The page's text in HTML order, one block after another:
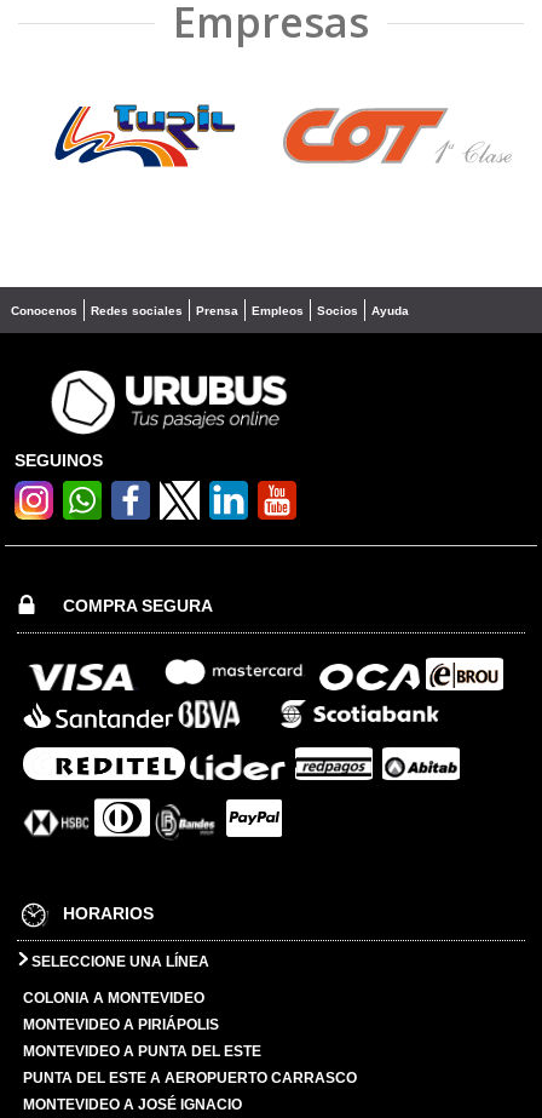
Empresas
❮ ❯
Conocenos Redes sociales Prensa Empleos Socios Ayuda
SEGUINOS
COMPRA SEGURA
HORARIOS
SELECCIONE UNA LÍNEA
COLONIA A MONTEVIDEO
MONTEVIDEO A PIRIÁPOLIS
MONTEVIDEO A PUNTA DEL ESTE
PUNTA DEL ESTE A AEROPUERTO CARRASCO
MONTEVIDEO A JOSÉ IGNACIO